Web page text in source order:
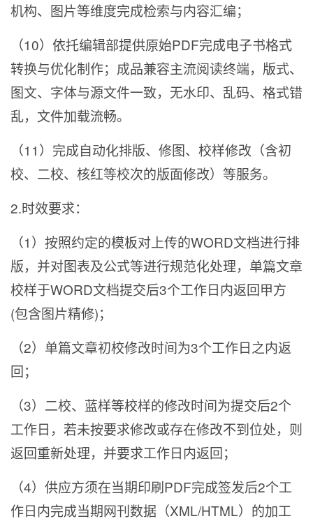
机构、图片等维度完成检索与内容汇编；
（10）依托编辑部提供原始PDF完成电子书格式
转换与优化制作；成品兼容主流阅读终端，版式、
图文、字体与源文件一致，无水印、乱码、格式错
乱，文件加载流畅。
（11）完成自动化排版、修图、校样修改（含初
校、二校、核红等校次的版面修改）等服务。
2.时效要求：
（1）按照约定的模板对上传的WORD文档进行排
版，并对图表及公式等进行规范化处理，单篇文章
校样于WORD文档提交后3个工作日内返回甲方
(包含图片精修)；
（2）单篇文章初校修改时间为3个工作日之内返
回；
（3）二校、蓝样等校样的修改时间为提交后2个
工作日，若未按要求修改或存在修改不到位处，则
返回重新处理，并要求工作日内返回；
（4）供应方须在当期印刷PDF完成签发后2个工
作日内完成当期网刊数据（XML/HTML）的加工